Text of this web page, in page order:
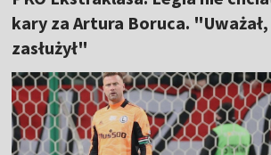
kary za Artura Boruca.
zasłużył"